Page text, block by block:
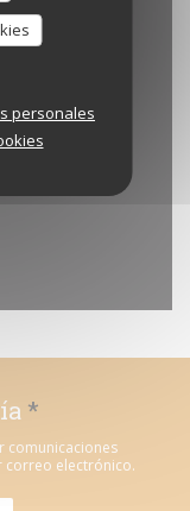
personales
*
comunicaciones
correo electrónico.